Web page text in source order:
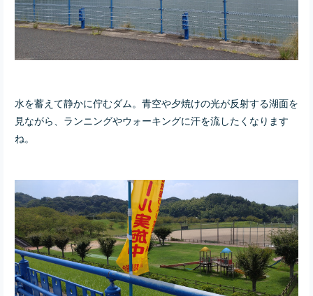
水を蓄えて静かに佇むダム。青空や夕焼けの光が反射する湖面を
見ながら、ランニングやウォーキングに汗を流したくなります
ね。